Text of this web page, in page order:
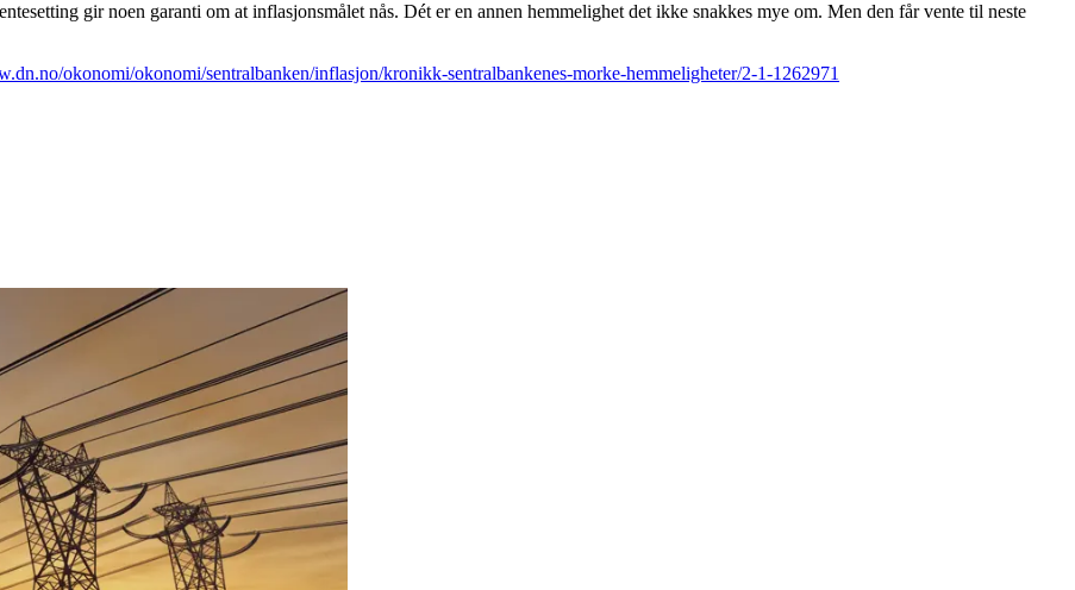
gir noen garanti om at inflasjonsmålet nås. Dét er en annen hemmelighet det ikke snakkes mye om. Men den får vente til neste
okonomi/okonomi/sentralbanken/inflasjon/kronikk-sentralbankenes-morke-hemmeligheter/2-1-1262971